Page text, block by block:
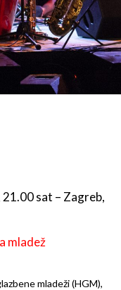
sat – Zagreb,
mladež
mladeži (HGM),